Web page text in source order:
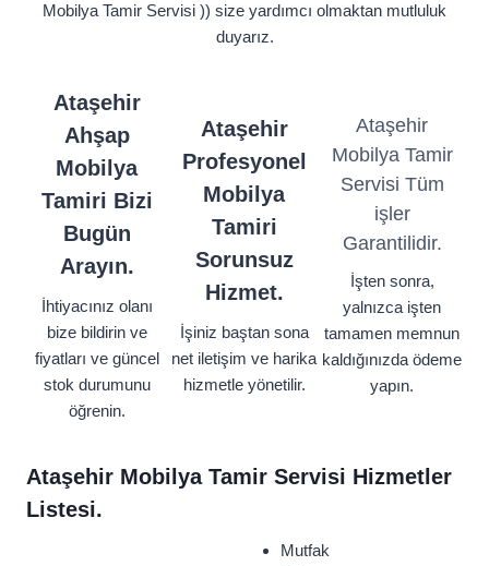
Mobilya Tamir Servisi )) size yardımcı olmaktan mutluluk
duyarız.
Ataşehir
Ahşap
Mobilya
Tamiri Bizi
Bugün
Arayın.
İhtiyacınız olanı
bize bildirin ve
fiyatları ve güncel
stok durumunu
öğrenin.
Ataşehir
Profesyonel
Mobilya
Tamiri
Sorunsuz
Hizmet.
İşiniz baştan sona
net iletişim ve harika
hizmetle yönetilir.
Ataşehir
Mobilya Tamir
Servisi Tüm
işler
Garantilidir.
İşten sonra,
yalnızca işten
tamamen memnun
kaldığınızda ödeme
yapın.
Ataşehir Mobilya Tamir Servisi Hizmetler
Listesi.
Mutfak